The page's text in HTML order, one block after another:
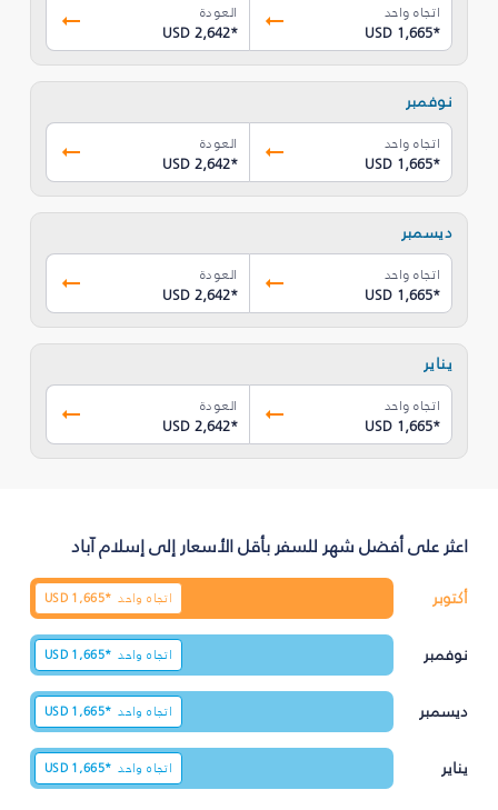
اتجاه واحد
USD 1,665*
العودة
USD 2,642*
نوفمبر
اتجاه واحد
USD 1,665*
العودة
USD 2,642*
ديسمبر
اتجاه واحد
USD 1,665*
العودة
USD 2,642*
يناير
اتجاه واحد
USD 1,665*
العودة
USD 2,642*
اعثر على أفضل شهر للسفر بأقل الأسعار إلى إسلام آباد
أكتوبر اتجاه واحد USD 1,665*
نوفمبر اتجاه واحد USD 1,665*
ديسمبر اتجاه واحد USD 1,665*
يناير اتجاه واحد USD 1,665*